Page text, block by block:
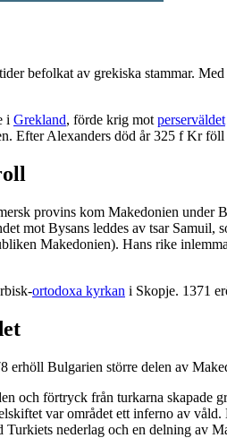
befolkat av grekiska stammar.
i Grekland, förde krig mot perserväldet
Efter Alexanders död år 325 f Kr föll
provins kom Makedonien under
mot Bysans leddes av tsar
Makedonien). Hans rike
ortodoxa kyrkan i Skopje. 1371
erhöll Bulgarien större delen av
och förtryck från turkarna skapade
var området ett inferno av
Turkiets nederlag och en delning av